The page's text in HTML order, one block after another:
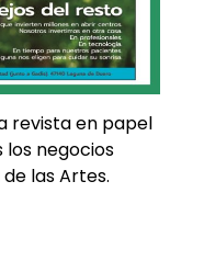
revista en papel
los negocios
las Artes.